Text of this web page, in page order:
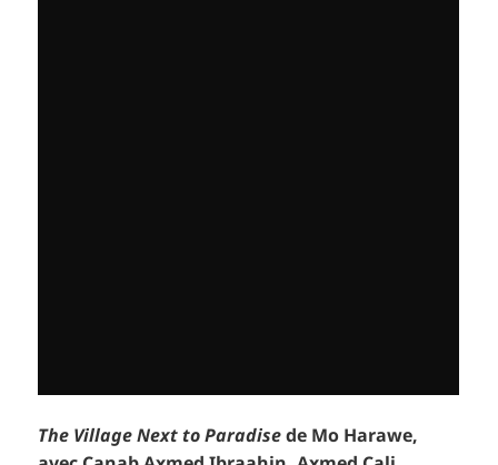
The Village Next to Paradisede Mo Harawe,